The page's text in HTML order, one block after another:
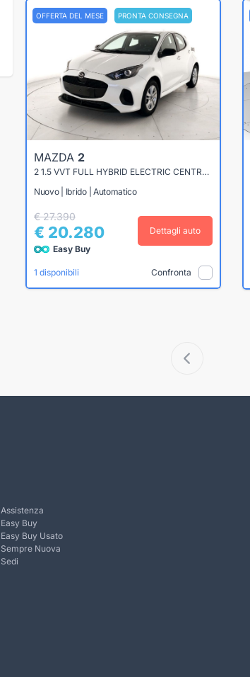
OFFERTA DEL MESE PRONTA CONSEGNA
MAZDA 2
2 1.5 VVT FULL HYBRID ELECTRIC CENTRE LINE E-CVT
Nuovo | Ibrido | Automatico
€ 27.390
€ 20.280
Easy Buy
Dettagli auto
1 disponibili Confronta
Assistenza
Easy Buy
Easy Buy Usato
Sempre Nuova
Sedi